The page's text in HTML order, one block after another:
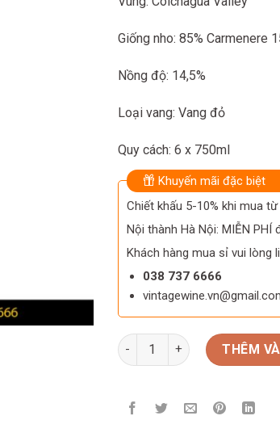
Giống nho: 85% Carmenere
Nồng độ: 14,5%
Loại vang: Vang đỏ
Quy cách: 6 x 750ml
Khuyến mãi đặc biệt
Chiết khấu 5-10% khi mua
Nội thành Hà Nội: MIỄN
Khách hàng mua sỉ vui lòng
038 737 6666
Rượu vang Chile NOVAS
THÊM